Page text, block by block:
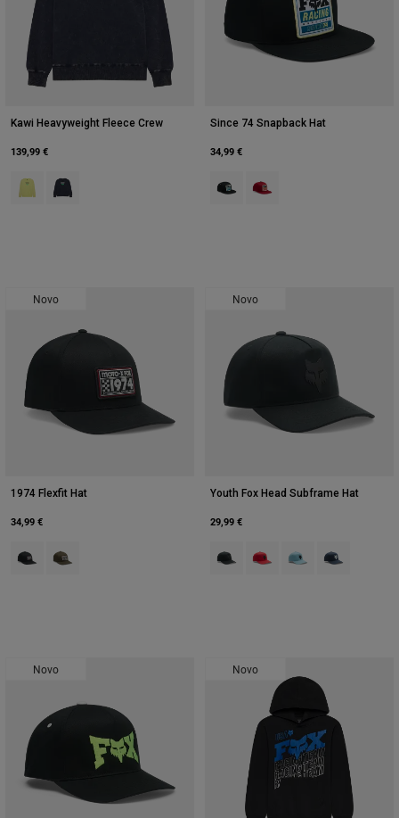
Kawi Heavyweight Fleece Crew
139,99 €
Product swatch type of Verde lima.
Product swatch type of Azul meia-noite.
Since 74 Snapback Hat
34,99 €
Product swatch type of Preto.
Product swatch type of
Novo
1974 Flexfit Hat
34,99 €
Product swatch type of Preto.
Product swatch type of Verde azeitona.
Novo
Youth Fox Head Subframe Hat
29,99 €
Product swatch type of Preto.
Product swatch type of
Product swatch
Product
Novo Novo